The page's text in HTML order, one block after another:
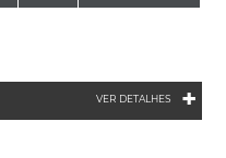
VER DETALHES +